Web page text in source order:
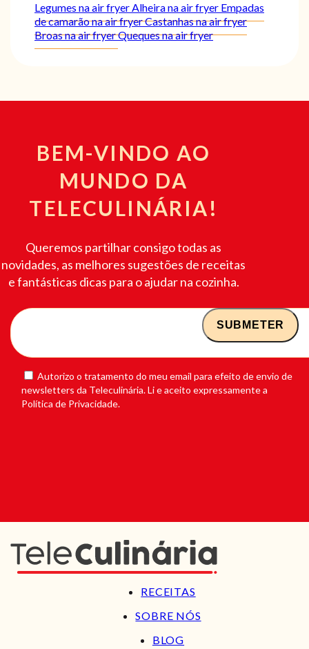
Legumes na air fryerAlheira na air fryer Empadas
de camarão na air fryerCastanhas na air fryer
Broas na air fryerQueques na air fryer
BEM-VINDO AO
MUNDO DA
TELECULINÁRIA!
Queremos partilhar consigo todas as
novidades, as melhores sugestões de receitas
e fantásticas dicas para o ajudar na cozinha.
Autorizo o tratamento do meu email para efeito de envio de
newsletters da Teleculinária. Li e aceito expressamente a
Política de Privacidade.
RECEITAS
SOBRE NÓS
BLOG